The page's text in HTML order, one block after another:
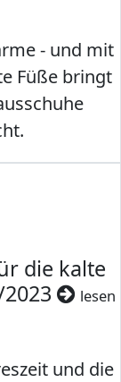
- und mit
Füße bringt
die kalte
lesen
und die